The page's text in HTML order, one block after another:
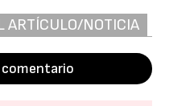
ARTÍCULO/NOTICIA
comentario